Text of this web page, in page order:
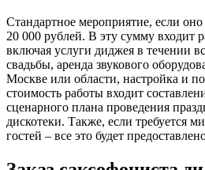
Стандартное мероприятие, если оно
20 000 рублей. В эту сумму входит
включая услуги диджея в течении
свадьбы, аренда звукового
Москве или области, настройка и
стоимость работы входит
сценарного плана проведения
дискотеки. Также, если требуется
гостей – все это будет